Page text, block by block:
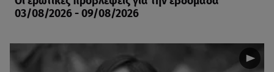
03/08/2026 - 09/08/2026